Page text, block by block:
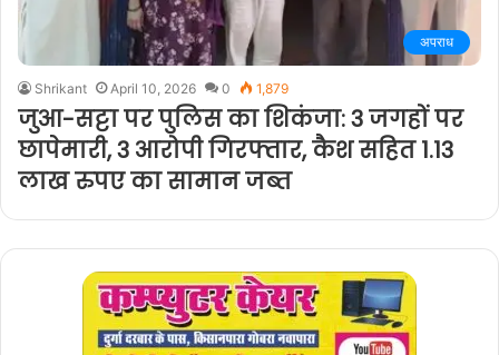
अपराध
Shrikant April 10, 2026 0 1,879
जुआ-सट्टा पर पुलिस का शिकंजा: 3 जगहों पर
छापेमारी, 3 आरोपी गिरफ्तार, कैश सहित 1.13
लाख रुपए का सामान जब्त